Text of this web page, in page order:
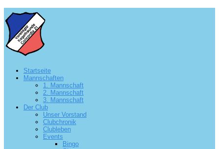
Startseite
Mannschaften
1. Mannschaft
2. Mannschaft
3. Mannschaft
Der Club
Unser Vorstand
Clubchronik
Clubleben
Events
Bingo